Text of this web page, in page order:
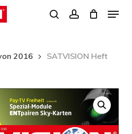
search
Menu
2016
SATVISION Heft